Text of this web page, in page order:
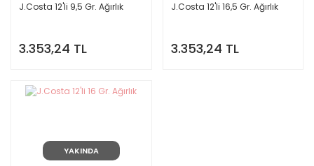
J.Costa 12'li 9,5 Gr. Ağırlık
3.353,24 TL
J.Costa 12'li 16,5 Gr. Ağırlık
3.353,24 TL
YAKINDA